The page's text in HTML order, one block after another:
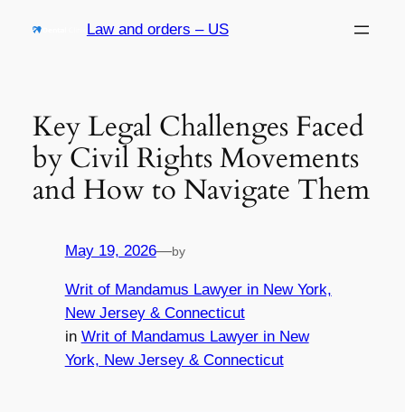
Law and orders – US
Key Legal Challenges Faced
by Civil Rights Movements
and How to Navigate Them
May 19, 2026—by
Writ of Mandamus Lawyer in New York,
New Jersey & Connecticut
in Writ of Mandamus Lawyer in New
York, New Jersey & Connecticut